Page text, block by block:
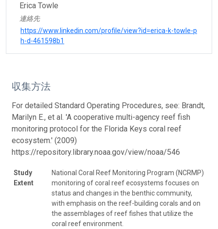
Erica Towle
連絡先
https://www.linkedin.com/profile/view?id=erica-k-towle-p
h-d-461598b1
収集方法
For detailed Standard Operating Procedures, see: Brandt,
Marilyn E., et al. 'A cooperative multi-agency reef fish
monitoring protocol for the Florida Keys coral reef
ecosystem.' (2009)
https://repository.library.noaa.gov/view/noaa/546
Study
Extent
National Coral Reef Monitoring Program (NCRMP)
monitoring of coral reef ecosystems focuses on
status and changes in the benthic community,
with emphasis on the reef-building corals and on
the assemblages of reef fishes that utilize the
coral reef environment.